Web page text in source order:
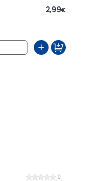
2,99€
+
0